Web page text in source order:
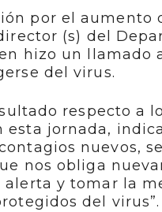
por el aumento
(s) del
hizo un llamado
del virus.
respecto a
jornada,
nuevos,
nos obliga
y tomar la
del virus”.